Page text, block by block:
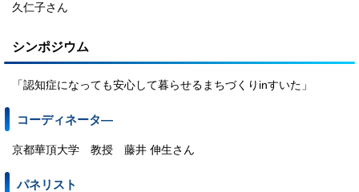
久仁子さん
シンポジウム
「認知症になっても安心して暮らせるまちづくりinすいた」
コーディネータ―
京都華頂大学 教授 藤井 伸生さん
パネリスト